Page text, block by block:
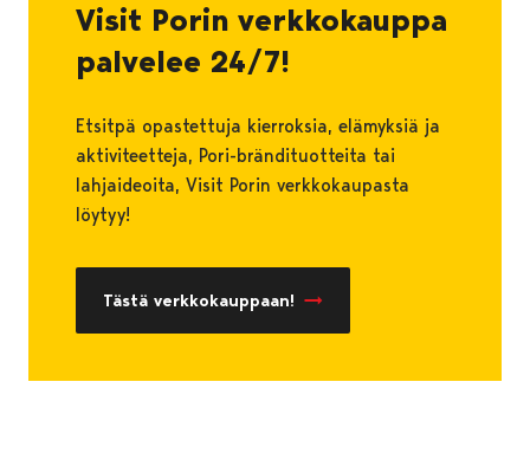
Visit Porin verkkokauppa
palvelee 24/7!
Etsitpä opastettuja kierroksia, elämyksiä ja
aktiviteetteja, Pori-brändituotteita tai
lahjaideoita, Visit Porin verkkokaupasta
löytyy!
Tästä verkkokauppaan!